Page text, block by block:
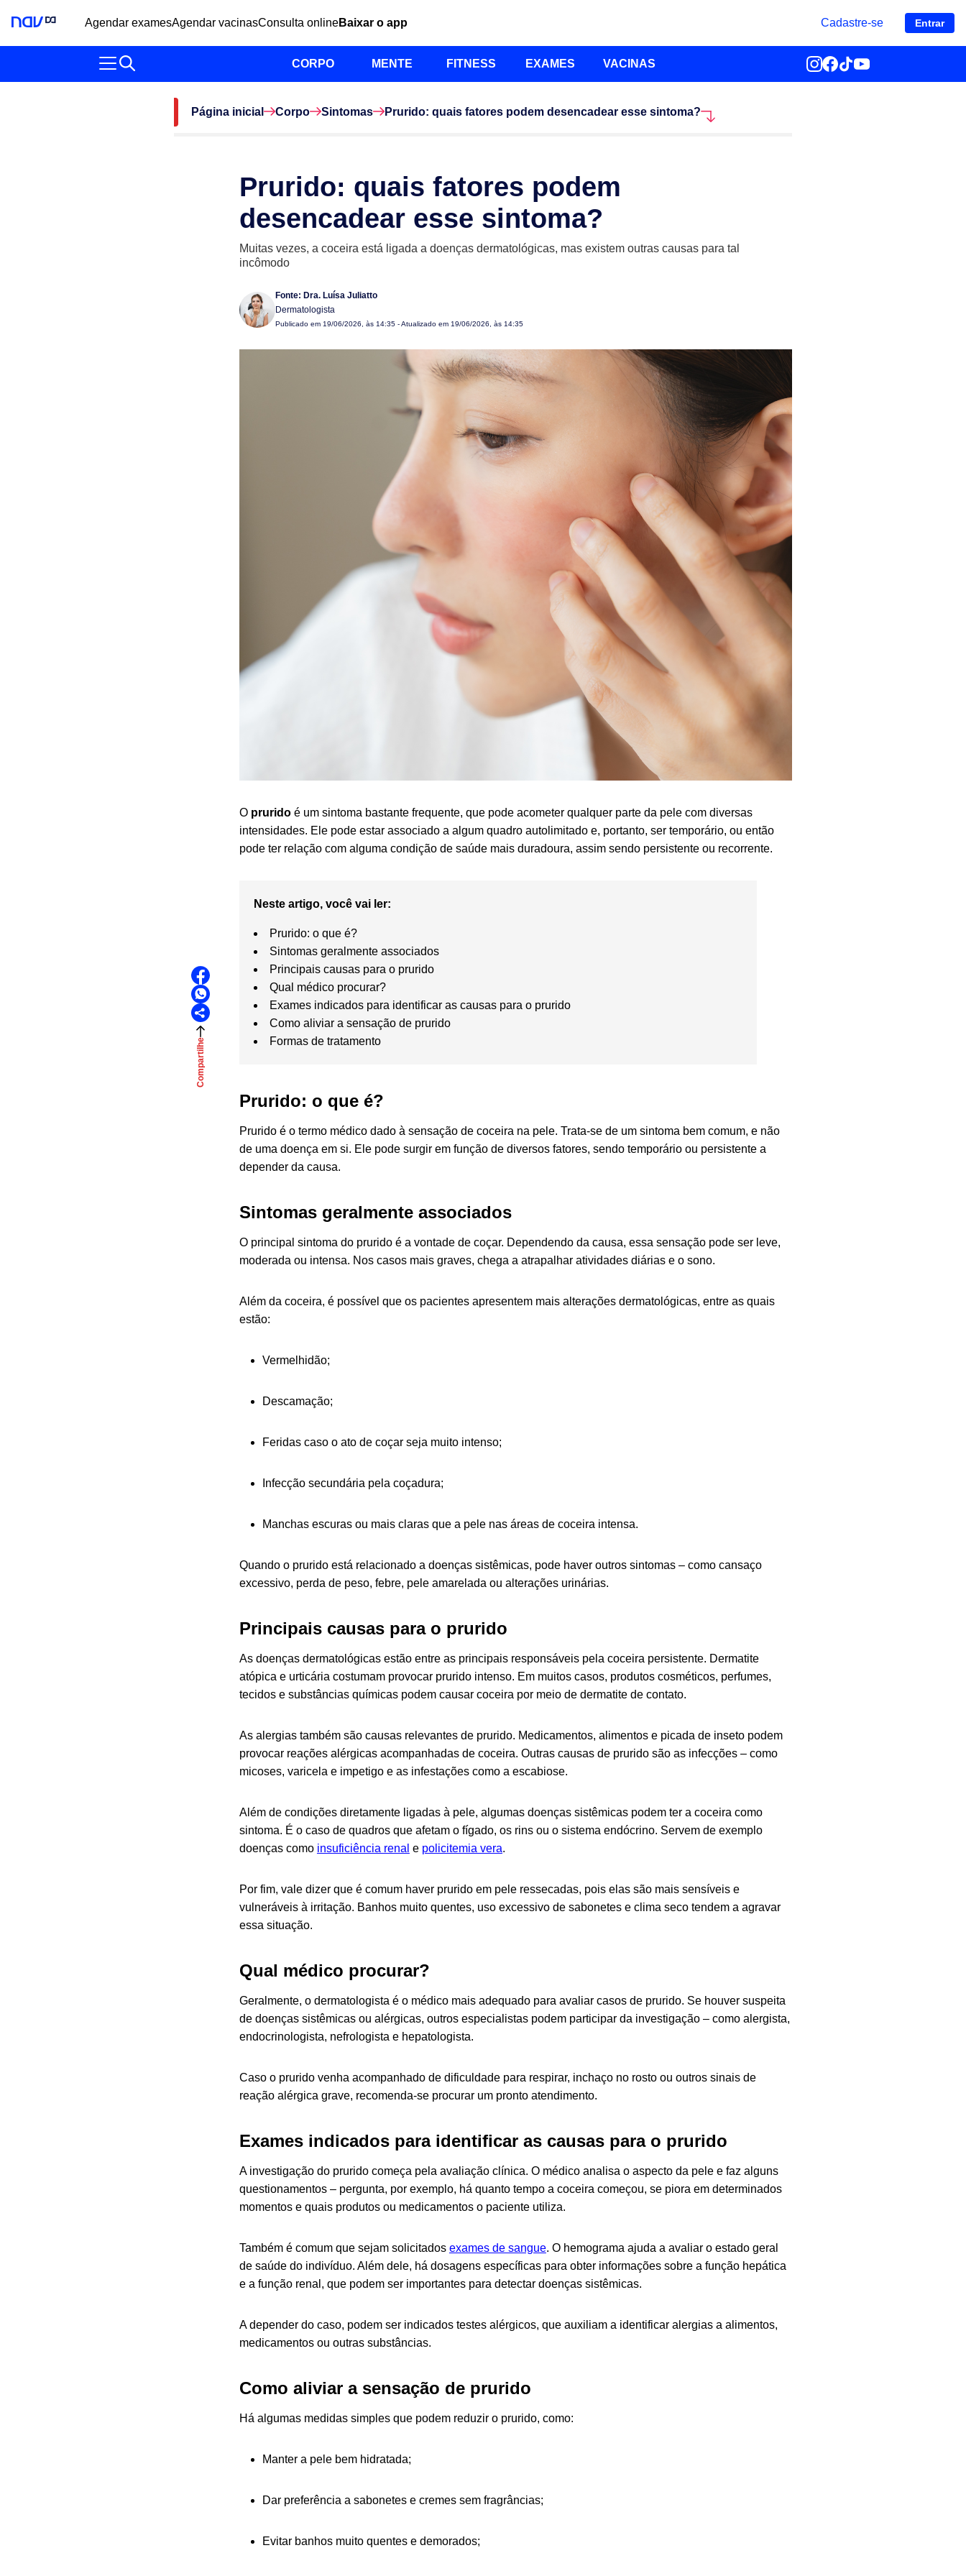
Agendar examesAgendar vacinasConsulta onlineBaixar o app Cadastre-se Entrar
CORPO MENTE FITNESS EXAMES VACINAS
Página inicial Corpo Sintomas Prurido: quais fatores podem desencadear esse sintoma?
Compartilhe
Prurido: quais fatores podem
desencadear esse sintoma?
Muitas vezes, a coceira está ligada a doenças dermatológicas, mas existem outras causas para tal
incômodo
Fonte: Dra. Luísa Juliatto
Dermatologista
Publicado em 19/06/2026, às 14:35 - Atualizado em 19/06/2026, às 14:35
O pruridoé um sintoma bastante frequente, que pode acometer qualquer parte da pele com diversas
intensidades. Ele pode estar associado a algum quadro autolimitado e, portanto, ser temporário, ou então
pode ter relação com alguma condição de saúde mais duradoura, assim sendo persistente ou recorrente.
Neste artigo, você vai ler:
Prurido: o que é?
Sintomas geralmente associados
Principais causas para o prurido
Qual médico procurar?
Exames indicados para identificar as causas para o prurido
Como aliviar a sensação de prurido
Formas de tratamento
Prurido: o que é?
Prurido é o termo médico dado à sensação de coceira na pele. Trata-se de um sintoma bem comum, e não
de uma doença em si. Ele pode surgir em função de diversos fatores, sendo temporário ou persistente a
depender da causa.
Sintomas geralmente associados
O principal sintoma do prurido é a vontade de coçar. Dependendo da causa, essa sensação pode ser leve,
moderada ou intensa. Nos casos mais graves, chega a atrapalhar atividades diárias e o sono.
Além da coceira, é possível que os pacientes apresentem mais alterações dermatológicas, entre as quais
estão:
Vermelhidão;
Descamação;
Feridas caso o ato de coçar seja muito intenso;
Infecção secundária pela coçadura;
Manchas escuras ou mais claras que a pele nas áreas de coceira intensa.
Quando o prurido está relacionado a doenças sistêmicas, pode haver outros sintomas – como cansaço
excessivo, perda de peso, febre, pele amarelada ou alterações urinárias.
Principais causas para o prurido
As doenças dermatológicas estão entre as principais responsáveis pela coceira persistente. Dermatite
atópica e urticária costumam provocar prurido intenso. Em muitos casos, produtos cosméticos, perfumes,
tecidos e substâncias químicas podem causar coceira por meio de dermatite de contato.
As alergias também são causas relevantes de prurido. Medicamentos, alimentos e picada de inseto podem
provocar reações alérgicas acompanhadas de coceira. Outras causas de prurido são as infecções – como
micoses, varicela e impetigo e as infestações como a escabiose.
Além de condições diretamente ligadas à pele, algumas doenças sistêmicas podem ter a coceira como
sintoma. É o caso de quadros que afetam o fígado, os rins ou o sistema endócrino. Servem de exemplo
doenças como insuficiência renal e policitemia vera.
Por fim, vale dizer que é comum haver prurido em pele ressecadas, pois elas são mais sensíveis e
vulneráveis à irritação. Banhos muito quentes, uso excessivo de sabonetes e clima seco tendem a agravar
essa situação.
Qual médico procurar?
Geralmente, o dermatologista é o médico mais adequado para avaliar casos de prurido. Se houver suspeita
de doenças sistêmicas ou alérgicas, outros especialistas podem participar da investigação – como alergista,
endocrinologista, nefrologista e hepatologista.
Caso o prurido venha acompanhado de dificuldade para respirar, inchaço no rosto ou outros sinais de
reação alérgica grave, recomenda-se procurar um pronto atendimento.
Exames indicados para identificar as causas para o prurido
A investigação do prurido começa pela avaliação clínica. O médico analisa o aspecto da pele e faz alguns
questionamentos – pergunta, por exemplo, há quanto tempo a coceira começou, se piora em determinados
momentos e quais produtos ou medicamentos o paciente utiliza.
Também é comum que sejam solicitados exames de sangue. O hemograma ajuda a avaliar o estado geral
de saúde do indivíduo. Além dele, há dosagens específicas para obter informações sobre a função hepática
e a função renal, que podem ser importantes para detectar doenças sistêmicas.
A depender do caso, podem ser indicados testes alérgicos, que auxiliam a identificar alergias a alimentos,
medicamentos ou outras substâncias.
Como aliviar a sensação de prurido
Há algumas medidas simples que podem reduzir o prurido, como:
Manter a pele bem hidratada;
Dar preferência a sabonetes e cremes sem fragrâncias;
Evitar banhos muito quentes e demorados;